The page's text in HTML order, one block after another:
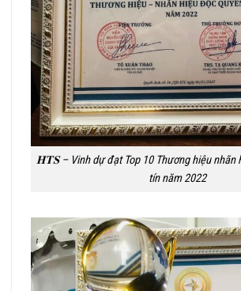
𝐇𝐓𝐒 – Vinh dự đạt Top 10 Thương hiệu nhãn
tín năm 2022